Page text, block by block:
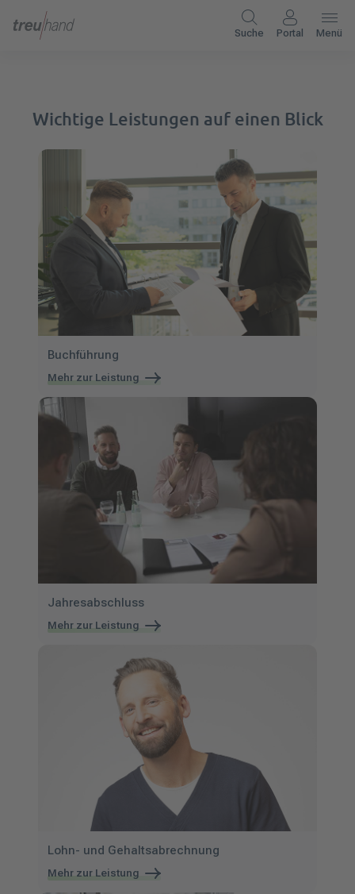
Suche Portal Menü
Wichtige Leistungen auf einen Blick
Buchführung
Mehr zur Leistung
Jahresabschluss
Mehr zur Leistung
Lohn- und Gehaltsabrechnung
Mehr zur Leistung